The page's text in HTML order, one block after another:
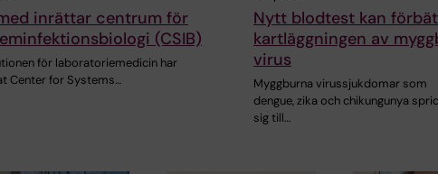
inrättar centrum för
(CSIB)
för laboratoriemedicin har
Center for Systems…
Nytt blodtest kan
kartläggningen av
virus
Myggburna virussjukdomar som
dengue, zika och chikungunya
sig till…